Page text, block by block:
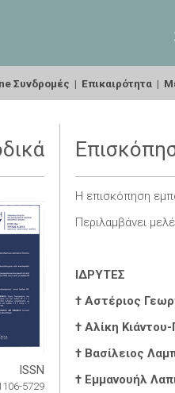
Συνδρομές | Επικαιρότητα |
ISSN
5729
Η επισκόπηση
Περιλαμβάνει
ΙΔΡΥΤΕΣ
† Αστέριος
† Αλίκη
† Βασίλειος
† Εμμανουήλ